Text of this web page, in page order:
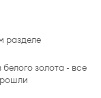
разделе
золота - все